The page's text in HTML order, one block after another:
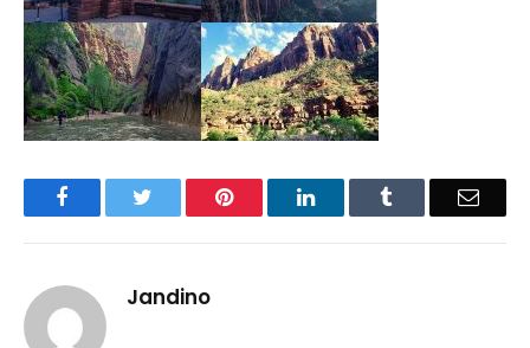
Facebook Pinterest LinkedIn Email
Jandino